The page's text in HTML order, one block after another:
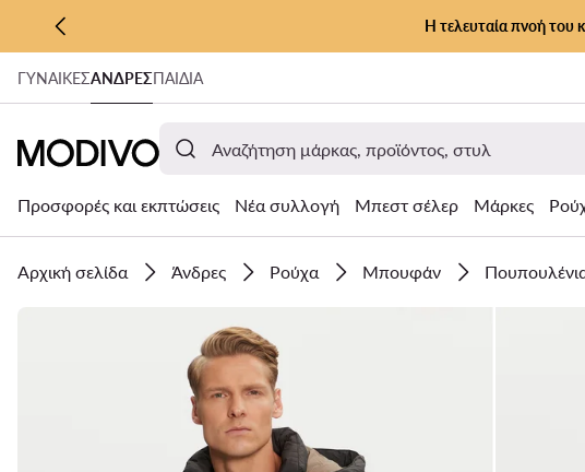
ΜΕΤΆΒΑΣΗ ΣΤΟ ΚΎΡΙΟ ΠΕΡΙΕΧΌΜΕΝΟ
ΜΕΤΆΒΑΣΗ ΣΤΗΝ ΑΝΑΖΉΤΗΣΗ
Η τελευταία πνοή του
ΓΥΝΑΊΚΕΣΑΝΔΡΕΣΠΑΙΔΙΑ
Προσφορές και εκπτώσεις Νέα συλλογή Μπεστ σέλερ Μάρκες
Αρχική σελίδα Άνδρες Ρούχα Μπουφάν